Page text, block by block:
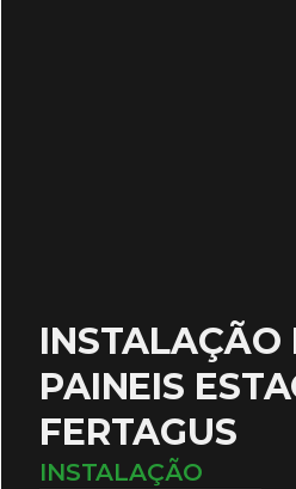
INSTALAÇÃO
PAINEIS
FERTAGUS
INSTALAÇÃO